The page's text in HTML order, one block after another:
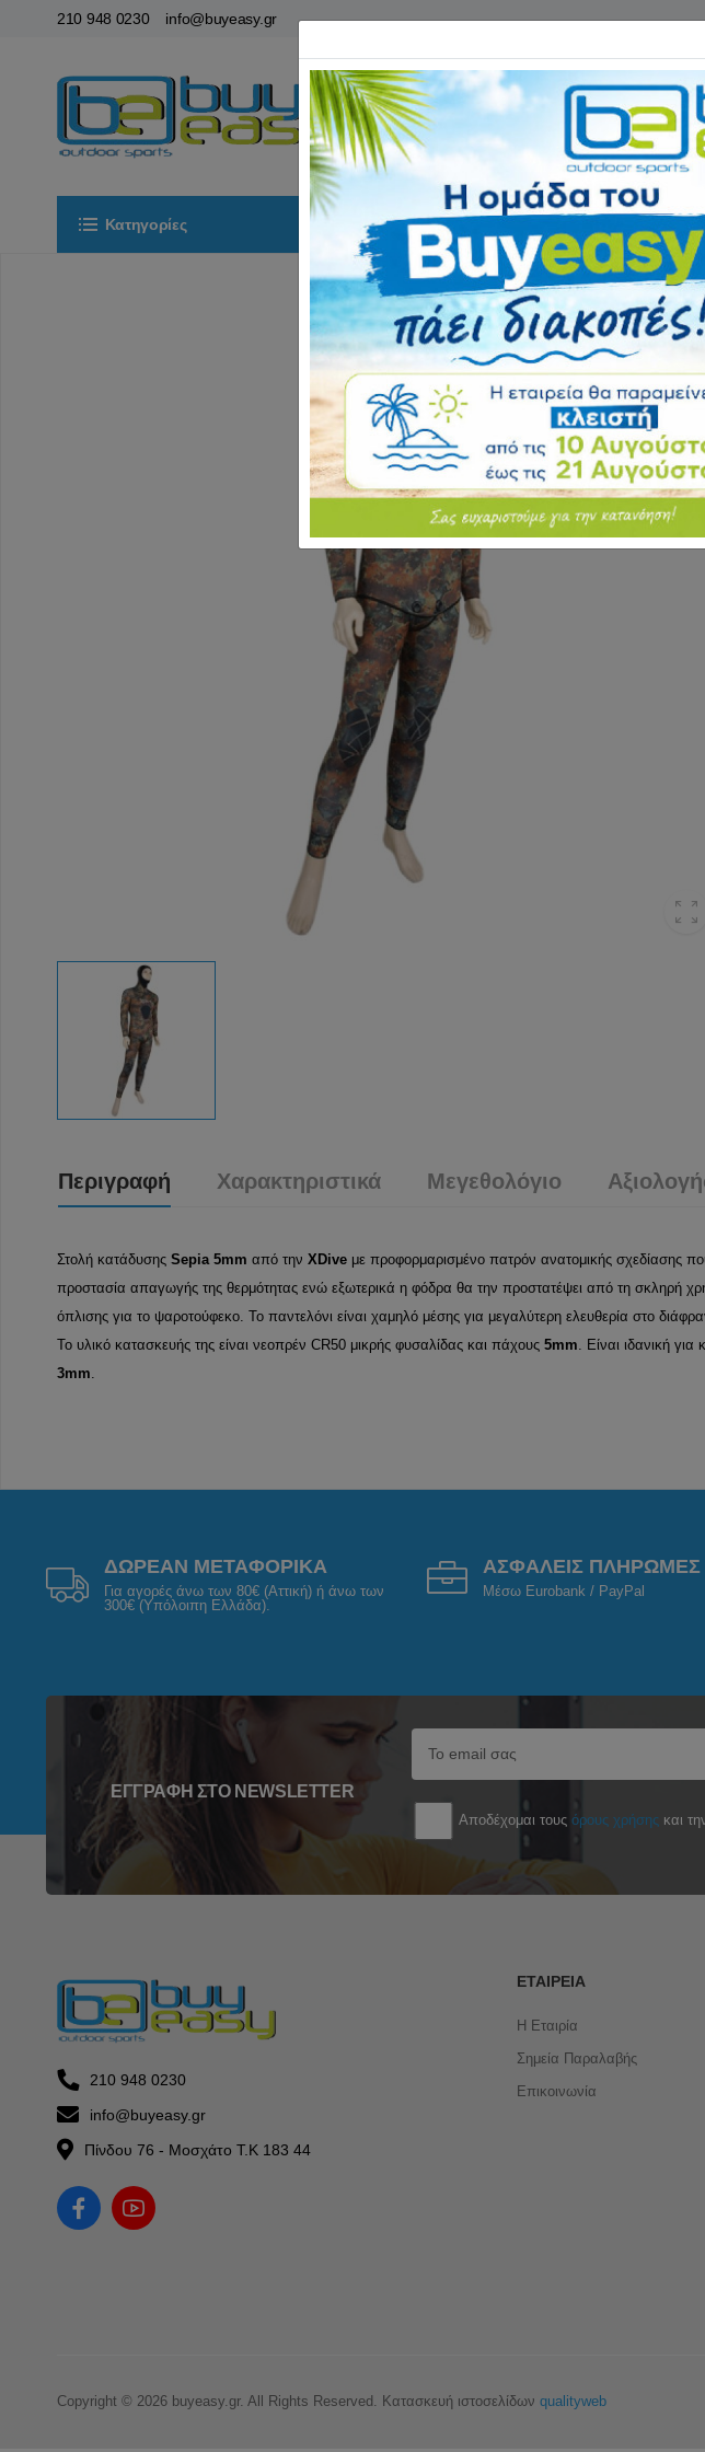
210 948 0230 info@buyeasy.gr
Κατηγορίες Αρχική
Περιγραφή Χαρακτηριστικά Μεγεθολόγιο
Στολή κατάδυσης Sepia 5mm από την XDiveμε προφορμαρισμένο πατρόν ανατομικής σχεδίασης
προστασία απαγωγής της θερμότητας ενώ εξωτερικά η φόδρα θα την προστατέψει από τη σκληρή
όπλισης για το ψαροτούφεκο. Το παντελόνι είναι χαμηλό μέσης για μεγαλύτερη ελευθερία στο
Το υλικό κατασκευής της είναι νεοπρέν CR50 μικρής φυσαλίδας και πάχους5mm. Είναι ιδανική
3mm.
ΔΩΡΕΑΝ ΜΕΤΑΦΟΡΙΚΑ
Για αγορές άνω των 80€ (Αττική) ή άνω των
300€ (Υπόλοιπη Ελλάδα).
ΑΣΦΑΛΕΙΣ ΠΛΗΡΩΜΕΣ
Μέσω Eurobank / PayPal
ΕΓΓΡΑΦΉ ΣΤΟ NEWSLETTER
Αποδέχομαι τουςόρους χρήσης και
210 948 0230
info@buyeasy.gr
Πίνδου 76 - Μοσχάτο Τ.Κ 183 44
ΕΤΑΙΡΕΊΑ
Η Εταιρία
Σημεία Παραλαβής
Επικοινωνία
Copyright © 2026 buyeasy.gr. All Rights Reserved. Κατασκευή ιστοσελίδων qualityweb